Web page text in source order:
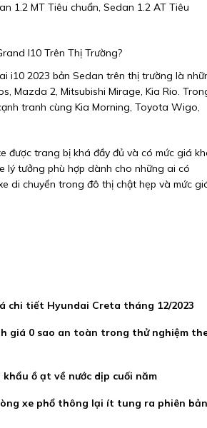
1.2 MT Tiêu chuẩn, Sedan 1.2 AT Tiêu
I10 Trên Thị Trường?
i10 2023 bản Sedan trên thị trường là
Mazda 2, Mitsubishi Mirage, Kia Rio.
tranh cùng Kia Morning, Toyota Wigo,
được trang bị khá đầy đủ và có mức giá
lý tưởng phù hợp dành cho những ai có
di chuyển trong đô thị chật hẹp và mức
chi tiết Hyundai Creta tháng 12/2023
giá 0 sao an toàn trong thử nghiệm
ồ ạt về nước dịp cuối năm
xe phổ thông lại ít tung ra phiên bản